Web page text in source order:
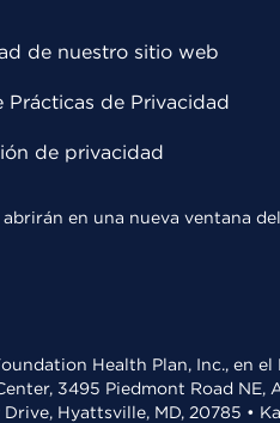
de nuestro sitio web
Prácticas de Privacidad
de privacidad
en una nueva ventana
Health Plan, Inc.,
3495 Piedmont Road
Hyattsville, MD, 20785 •